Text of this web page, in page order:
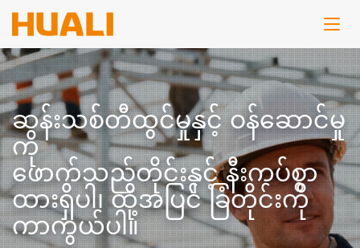
ဆန်းသစ်တီထွင်မှုနှင့် ဝန်ဆောင်မှု
ကို
ဖောက်သည်တိုင်းနှင့် နီးကပ်စွာ
ထားရှိပါ၊ ထို့အပြင် ခြံတိုင်းကို
ကာကွယ်ပါ။